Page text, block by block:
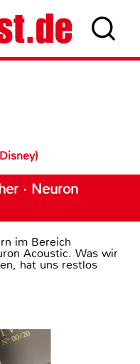
· Neuron
im Bereich
Acoustic. Was wir
hat uns restlos